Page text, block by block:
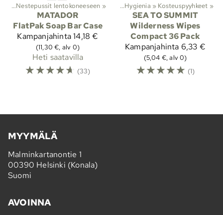
‪» Nestepussit lentokoneeseen ‪»
MATADOR
FlatPak Soap Bar Case
Kampanjahinta14,18 €
(11,30 €, alv 0)
Heti saatavilla
☆☆☆☆☆ (33)
Lajit‪»Vaellus ‪» Hygienia ‪» Kosteuspyyhkeet ‪»
SEA TO SUMMIT
Wilderness Wipes
Compact 36 Pack
Kampanjahinta 6,33 €
(5,04 €, alv 0)
☆☆☆☆☆ (1)
MYYMÄLÄ
Malminkartanontie 1
00390 Helsinki (Konala)
Suomi
AVOINNA